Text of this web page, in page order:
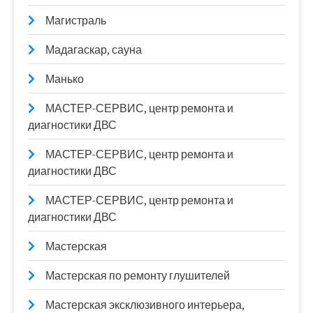
Магистраль
Мадагаскар, сауна
Манько
МАСТЕР-СЕРВИС, центр ремонта и
диагностики ДВС
МАСТЕР-СЕРВИС, центр ремонта и
диагностики ДВС
МАСТЕР-СЕРВИС, центр ремонта и
диагностики ДВС
Мастерская
Мастерская по ремонту глушителей
Мастерская эксклюзивного интерьера,